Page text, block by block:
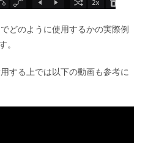
どのように使用するかの実際例
。
する上では以下の動画も参考に